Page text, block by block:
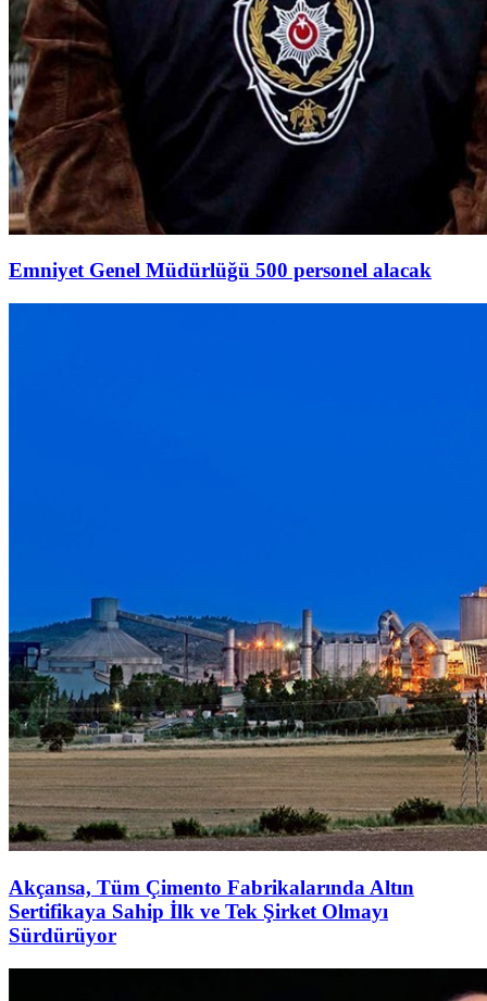
Emniyet Genel Müdürlüğü 500 personel alacak
Akçansa, Tüm Çimento Fabrikalarında Altın
Sertifikaya Sahip İlk ve Tek Şirket Olmayı
Sürdürüyor